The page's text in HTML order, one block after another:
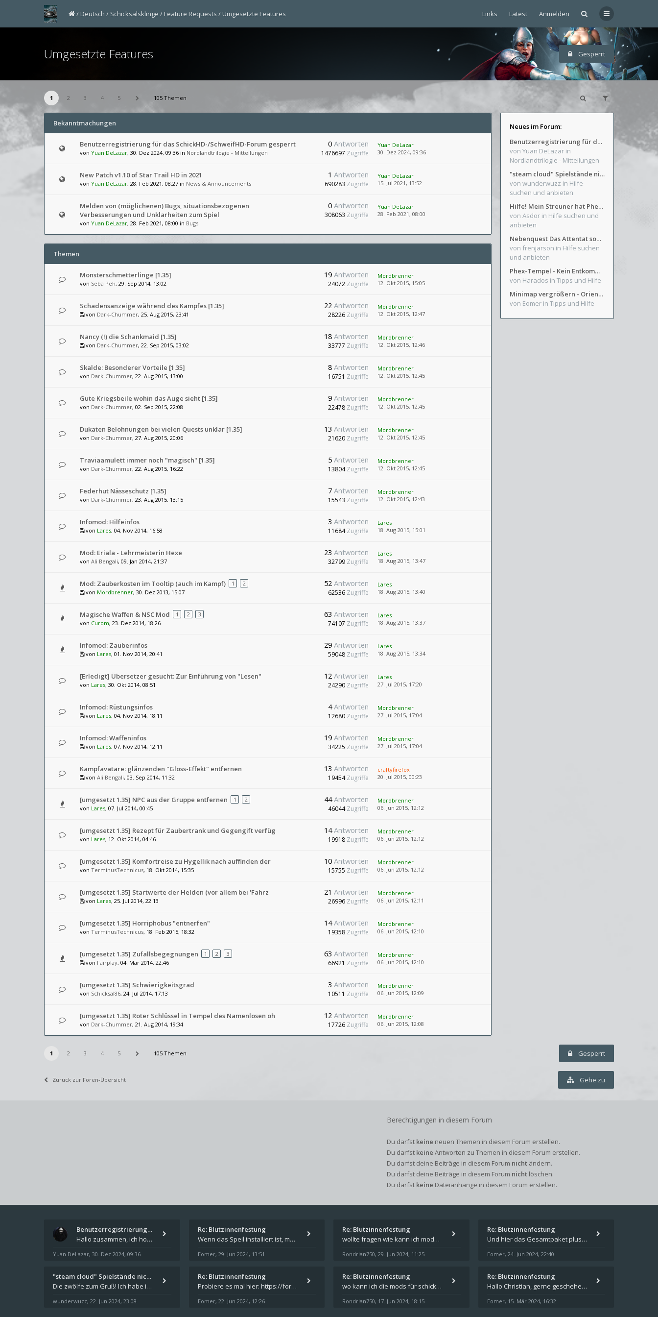
Links Latest Anmelden
Deutsch Schicksalsklinge Feature Requests Umgesetzte Features
Umgesetzte Features Gesperrt
1 2 3 4 5 105 Themen
Bekanntmachungen
Benutzerregistrierung für das SchickHD-/SchweifHD-Forum gesperrt
von Yuan DeLazar, 30. Dez 2024, 09:36 in Nordlandtrilogie - Mitteilungen
0 Antworten
1476697 Zugriffe
Yuan DeLazar
30. Dez 2024, 09:36
New Patch v1.10 of Star Trail HD in 2021
von Yuan DeLazar, 28. Feb 2021, 08:27 in News & Announcements
1 Antworten
690283 Zugriffe
Yuan DeLazar
15. Jul 2021, 13:52
Melden von (möglichenen) Bugs, situationsbezogenen
Verbesserungen und Unklarheiten zum Spiel
von Yuan DeLazar, 28. Feb 2021, 08:00 in Bugs
0 Antworten
308063 Zugriffe
Yuan DeLazar
28. Feb 2021, 08:00
Themen
Monsterschmetterlinge [1.35]
von Seba Peh, 29. Sep 2014, 13:02
19 Antworten
24072 Zugriffe
Mordbrenner
12. Okt 2015, 15:05
Schadensanzeige während des Kampfes [1.35]
von Dark-Chummer, 25. Aug 2015, 23:41
22 Antworten
28226 Zugriffe
Mordbrenner
12. Okt 2015, 12:47
Nancy (!) die Schankmaid [1.35]
von Dark-Chummer, 22. Sep 2015, 03:02
18 Antworten
33777 Zugriffe
Mordbrenner
12. Okt 2015, 12:46
Skalde: Besonderer Vorteile [1.35]
von Dark-Chummer, 22. Aug 2015, 13:00
8 Antworten
16751 Zugriffe
Mordbrenner
12. Okt 2015, 12:45
Gute Kriegsbeile wohin das Auge sieht [1.35]
von Dark-Chummer, 02. Sep 2015, 22:08
9 Antworten
22478 Zugriffe
Mordbrenner
12. Okt 2015, 12:45
Dukaten Belohnungen bei vielen Quests unklar [1.35]
von Dark-Chummer, 27. Aug 2015, 20:06
13 Antworten
21620 Zugriffe
Mordbrenner
12. Okt 2015, 12:45
Traviaamulett immer noch "magisch" [1.35]
von Dark-Chummer, 22. Aug 2015, 16:22
5 Antworten
13804Zugriffe
Mordbrenner
12. Okt 2015, 12:45
Federhut Nässeschutz [1.35]
von Dark-Chummer, 23. Aug 2015, 13:15
7 Antworten
15543 Zugriffe
Mordbrenner
12. Okt 2015, 12:43
Infomod: Hilfeinfos
von Lares, 04. Nov 2014, 16:58
3 Antworten
11684Zugriffe
Lares
18. Aug 2015, 15:01
Mod: Eriala - Lehrmeisterin Hexe
von Ali Bengali, 09. Jan 2014, 21:37
23 Antworten
32799 Zugriffe
Lares
18. Aug 2015, 13:47
Mod: Zauberkosten im Tooltip (auch im Kampf) 1
2
von Mordbrenner, 30. Dez 2013, 15:07
52 Antworten
62536 Zugriffe
Lares
18. Aug 2015, 13:40
Magische Waffen & NSC Mod 1 2
3
von Curom, 23. Dez 2014, 18:26
63 Antworten
74107 Zugriffe
Lares
18. Aug 2015, 13:37
Infomod: Zauberinfos
von Lares, 01. Nov 2014, 20:41
29 Antworten
59048 Zugriffe
Lares
18. Aug 2015, 13:34
[Erledigt] Übersetzer gesucht: Zur Einführung von "Lesen"
von Lares, 30. Okt 2014, 08:51
12 Antworten
24290 Zugriffe
Lares
27. Jul 2015, 17:20
Infomod: Rüstungsinfos
von Lares, 04. Nov 2014, 18:11
4Antworten
12680 Zugriffe
Mordbrenner
27. Jul 2015, 17:04
Infomod: Waffeninfos
von Lares, 07. Nov 2014, 12:11
19 Antworten
34225 Zugriffe
Mordbrenner
27. Jul 2015, 17:04
Kampfavatare: glänzenden "Gloss-Effekt" entfernen
von Ali Bengali, 03. Sep 2014, 11:32
13 Antworten
19454Zugriffe
craftyfirefox
20. Jul 2015, 00:23
[umgesetzt 1.35] NPC aus der Gruppe entfernen 1
2
von Lares, 07. Jul 2014, 00:45
44Antworten
46044Zugriffe
Mordbrenner
06. Jun 2015, 12:12
[umgesetzt 1.35] Rezept für Zaubertrank und Gegengift verfüg
von Lares, 12. Okt 2014, 04:46
14Antworten
19918 Zugriffe
Mordbrenner
06. Jun 2015, 12:12
[umgesetzt 1.35] Komfortreise zu Hygellik nach auffinden der
von TerminusTechnicus, 18. Okt 2014, 15:35
10 Antworten
15755 Zugriffe
Mordbrenner
06. Jun 2015, 12:12
[umgesetzt 1.35] Startwerte der Helden (vor allem bei 'Fahrz
von Lares, 25. Jul 2014, 22:13
21 Antworten
26996 Zugriffe
Mordbrenner
06. Jun 2015, 12:11
[umgesetzt 1.35] Horriphobus "entnerfen"
von TerminusTechnicus, 18. Feb 2015, 18:32
14Antworten
19358 Zugriffe
Mordbrenner
06. Jun 2015, 12:10
[umgesetzt 1.35] Zufallsbegegnungen 1 2
3
von Fairplay, 04. Mär 2014, 22:46
63 Antworten
66921 Zugriffe
Mordbrenner
06. Jun 2015, 12:10
[umgesetzt 1.35] Schwierigkeitsgrad
von Schicksal86, 24. Jul 2014, 17:13
3 Antworten
10511 Zugriffe
Mordbrenner
06. Jun 2015, 12:09
[umgesetzt 1.35] Roter Schlüssel in Tempel des Namenlosen oh
von Dark-Chummer, 21. Aug 2014, 19:34
12 Antworten
17726 Zugriffe
Mordbrenner
06. Jun 2015, 12:08
Neues im Forum:
Benutzerregistrierung für das SchickHD-/SchweifHD-Forum gesperrt
von Yuan DeLazar in
Nordlandtrilogie - Mitteilungen
"steam cloud" Spielstände nicht verfügbar
von wunderwuzz in Hilfe
suchen und anbieten
Hilfe! Mein Streuner hat Phexens Gunst verloren...
von Asdor in Hilfe suchen und
anbieten
Nebenquest Das Attentat sowie Beilunker Reiter und zwei kleine Ausrüstungsfragen
von frenjarson in Hilfe suchen
und anbieten
Phex-Tempel - Kein Entkommen aus Weinkeller/Bibliothek Trakt
von Harados in Tipps und Hilfe
Minimap vergrößern - Orientierung in Blutzinnen
von Eomer in Tipps und Hilfe
Gesperrt
1 2 3 4 5 105 Themen
Zurück zur Foren-Übersicht Gehe zu
Berechtigungen in diesem Forum
Du darfst keine neuen Themen in diesem Forum erstellen.
Du darfst keine Antworten zu Themen in diesem Forum erstellen.
Du darfst deine Beiträge in diesem Forum nicht ändern.
Du darfst deine Beiträge in diesem Forum nicht löschen.
Du darfst keine Dateianhänge in diesem Forum erstellen.
Benutzerregistrierung für das…
Hallo zusammen, ich hoffe Ihr hattet schöne Feiertage und kommt auch gut ins neue Jahr. Ich schreibe hier kurz zur Infor
Yuan DeLazar, 30. Dez 2024, 09:36
Re: Blutzinnenfestung
Wenn das Speil installiert ist, müsste unter "Dokumente" auf Deinem Rechner ein Verzeichnis "blade of destiny" sein. Dar
Eomer, 29. Jun 2024, 13:51
Re: Blutzinnenfestung
wollte fragen wie kann ich mods für das spiel schicksalsklinge in das spieleverzeichnis kopieren und in welches
Rondrian750, 29. Jun 2024, 11:25
Re: Blutzinnenfestung
Und hier das Gesamtpaket plus Übersicht als Excel-Tabelle: https://forum.schicksalsklinge.com/viewtopic.php?f=239&t=156
Eomer, 24. Jun 2024, 22:40
"steam cloud" Spielstände nic…
Die zwölfe zum Gruß! Ich habe in den letzten Tagen Steam auf meinem Desktop PC mit Windows 11 installiert und über Steam
wunderwuzz, 22. Jun 2024, 23:08
Re: Blutzinnenfestung
Probiere es mal hier: https://forum.schicksalsklinge.com/viewtopic.php?f=239&t=15661
Eomer, 22. Jun 2024, 12:26
Re: Blutzinnenfestung
wo kann ich die mods für schicksalsklinge dsa downloaden
Rondrian750, 17. Jun 2024, 18:15
Re: Blutzinnenfestung
Hallo Christian, gerne geschehen! Ich freue mich, dass ich Dir weiterhelfen konnte - und das Forum weiter "lebt". Denn
Eomer, 15. Mär 2024, 16:32